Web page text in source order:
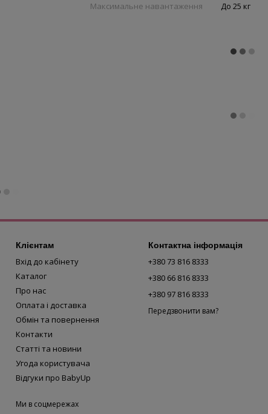
Максимальне навантаження
До 25 кг
Клієнтам
Вхід до кабінету
Каталог
Про нас
Оплата і доставка
Обмін та повернення
Контакти
Статті та новини
Угода користувача
Відгуки про BabyUp
Ми в соцмережах
Контактна інформація
+380 73 816 8333
+380 66 816 8333
+380 97 816 8333
Передзвонити вам?